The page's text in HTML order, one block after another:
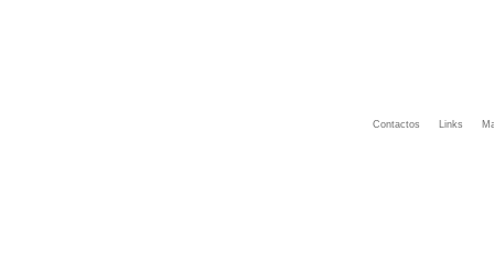
Contactos Links